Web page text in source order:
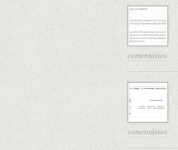
comentários
comentários